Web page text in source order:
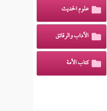
علوم الحديث
الآداب والرقائق
كتاب الأمة